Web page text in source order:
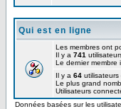
Qui est en ligne
Les membres ont
Il y a 741
Le dernier membre
Il y a 64
Le plus grand
Utilisateurs
Données basées sur les